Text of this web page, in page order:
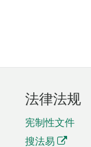
法律法规
宪制性文件
搜法易